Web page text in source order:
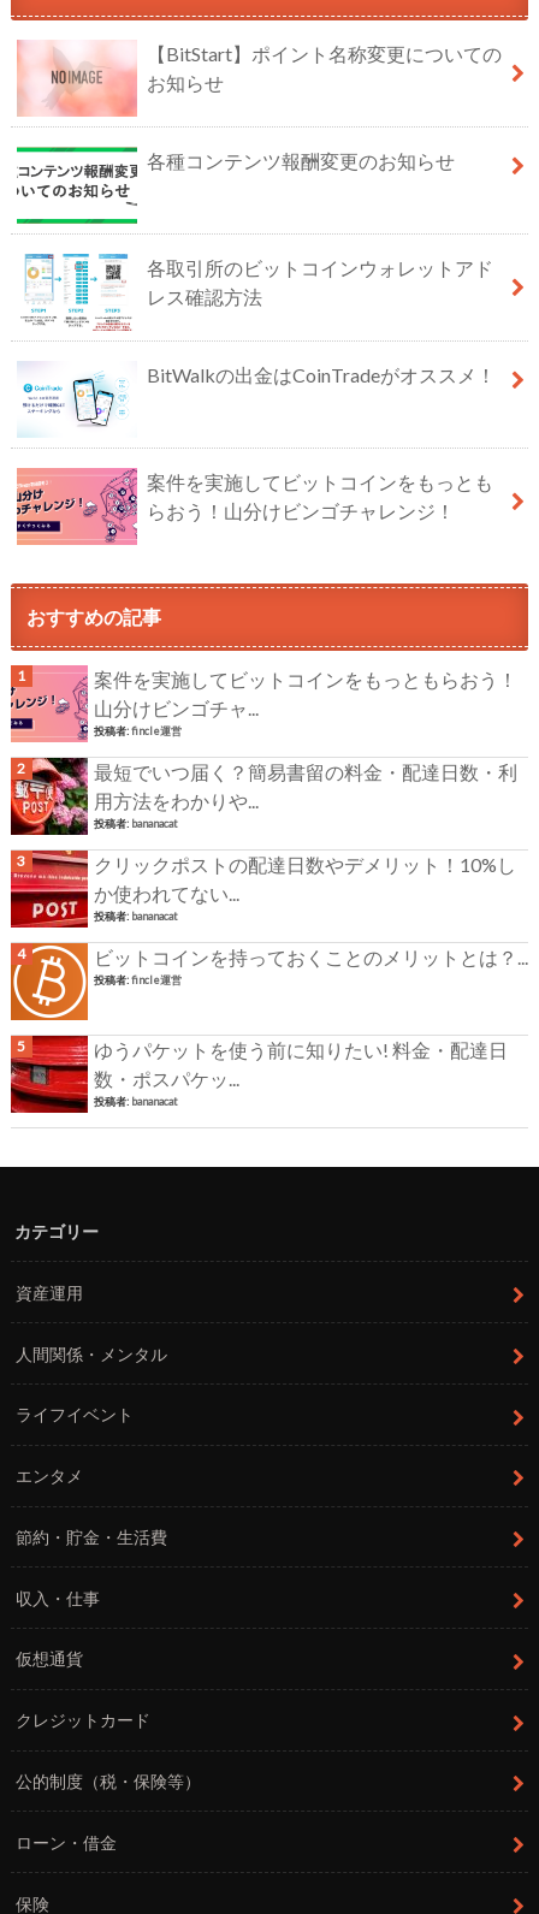
【BitStart】ポイント名称変更についての
お知らせ
各種コンテンツ報酬変更のお知らせ
各取引所のビットコインウォレットアド
レス確認方法
BitWalkの出金はCoinTradeがオススメ！
案件を実施してビットコインをもっとも
らおう！山分けビンゴチャレンジ！
おすすめの記事
案件を実施してビットコインをもっともらおう！
山分けビンゴチャ...
投稿者:fincle運営
最短でいつ届く？簡易書留の料金・配達日数・利
用方法をわかりや...
投稿者: bananacat
クリックポストの配達日数やデメリット！10%し
か使われてない...
投稿者: bananacat
ビットコインを持っておくことのメリットとは？...
投稿者:fincle運営
ゆうパケットを使う前に知りたい! 料金・配達日
数・ポスパケッ...
投稿者: bananacat
カテゴリー
資産運用
人間関係・メンタル
ライフイベント
エンタメ
節約・貯金・生活費
収入・仕事
仮想通貨
クレジットカード
公的制度（税・保険等）
ローン・借金
保険